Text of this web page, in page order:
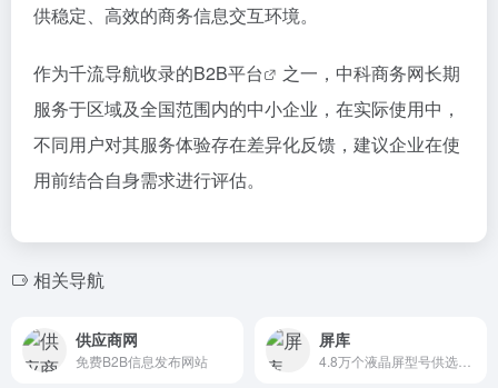
供稳定、高效的商务信息交互环境。
作为千流导航收录的B2B平台
之一，中科商务网长期
服务于区域及全国范围内的中小企业，在实际使用中，
不同用户对其服务体验存在差异化反馈，建议企业在使
用前结合自身需求进行评估。
相关导航
供应商网
免费B2B信息发布网站
屏库